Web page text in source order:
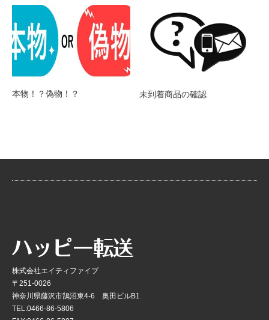
本物！？偽物！？ 未到着商品の確認
株式会社エイティファイブ
〒251-0026
神奈川県藤沢市鵠沼東4-6 奥田ビルB1
TEL:0466-86-5806